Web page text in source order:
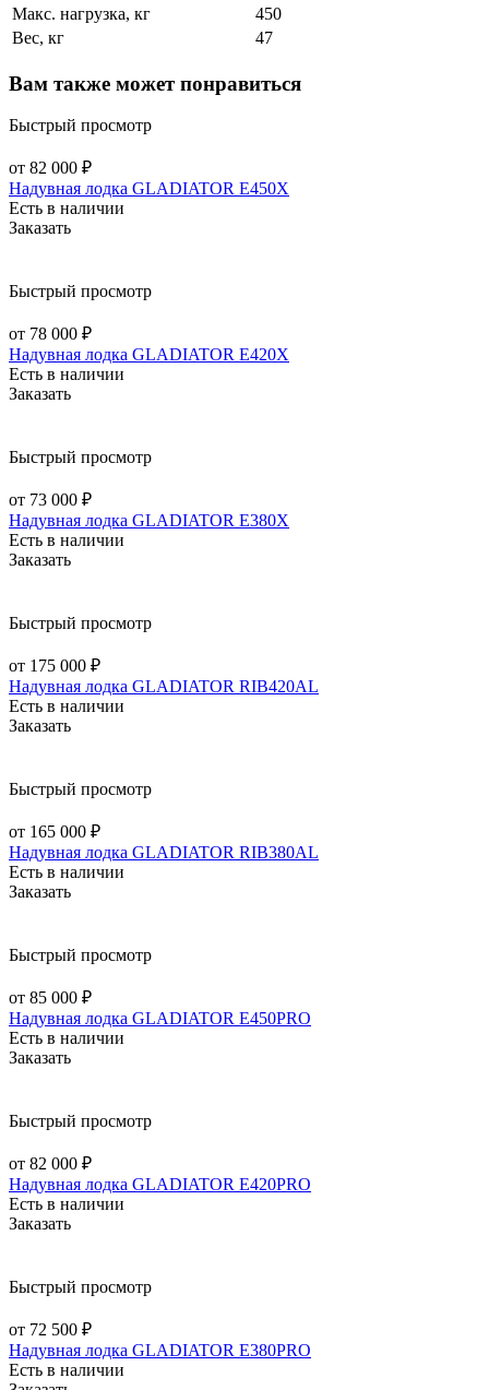
Макс. нагрузка, кг
450
Вес, кг
47
Вам также может понравиться
Быстрый просмотр
от 82 000 ₽
Надувная лодка GLADIATOR E450X
Есть в наличии
Заказать
Быстрый просмотр
от 78 000 ₽
Надувная лодка GLADIATOR E420X
Есть в наличии
Заказать
Быстрый просмотр
от 73 000 ₽
Надувная лодка GLADIATOR E380X
Есть в наличии
Заказать
Быстрый просмотр
от 175 000 ₽
Надувная лодка GLADIATOR RIB420AL
Есть в наличии
Заказать
Быстрый просмотр
от 165 000 ₽
Надувная лодка GLADIATOR RIB380AL
Есть в наличии
Заказать
Быстрый просмотр
от 85 000 ₽
Надувная лодка GLADIATOR E450PRO
Есть в наличии
Заказать
Быстрый просмотр
от 82 000 ₽
Надувная лодка GLADIATOR E420PRO
Есть в наличии
Заказать
Быстрый просмотр
от 72 500 ₽
Надувная лодка GLADIATOR E380PRO
Есть в наличии